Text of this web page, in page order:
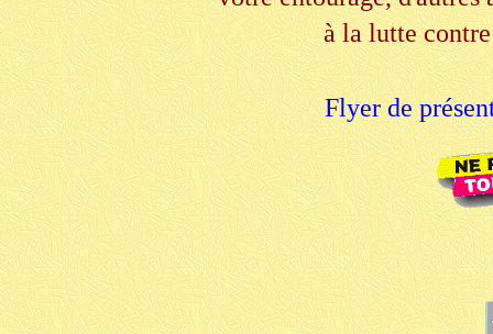
à la lutte
Flyer de